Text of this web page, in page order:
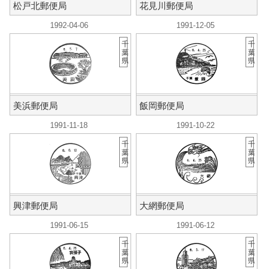
松戸北郵便局 花見川郵便局
1992-04-06
美浜郵便局
千
葉
県
1991-12-05
飯岡郵便局
千
葉
県
1991-11-18
興津郵便局
千
葉
県
1991-10-22
大網郵便局
千
葉
県
1991-06-15
千
葉
県
1991-06-12
千
葉
県